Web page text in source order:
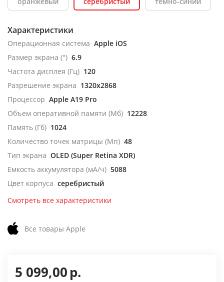
Характеристики
Операционная система Apple iOS
Размер экрана (") 6.9
Частота дисплея (Гц) 120
Разрешение экрана 1320x2868
Процессор Apple A19 Pro
Объем оперативной памяти (Мб) 12228
Память (Гб) 1024
Количество точек матрицы (Мп) 48
Тип экрана OLED (Super Retina XDR)
Емкость аккумулятора (мА/ч) 5088
Цвет корпуса серебристый
Смотреть все характеристики
Все товары Apple
5 099,00р.